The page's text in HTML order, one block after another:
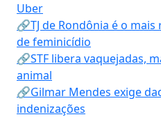
Uber
🔗TJ de Rondônia é o
de feminicídio
🔗STF libera vaquejadas,
animal
🔗Gilmar Mendes exige
indenizações